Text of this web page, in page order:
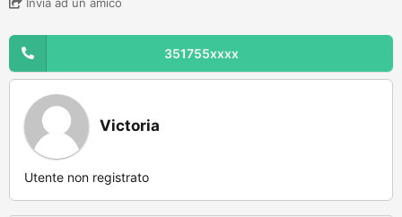
351755xxxx
Victoria
Utente non registrato